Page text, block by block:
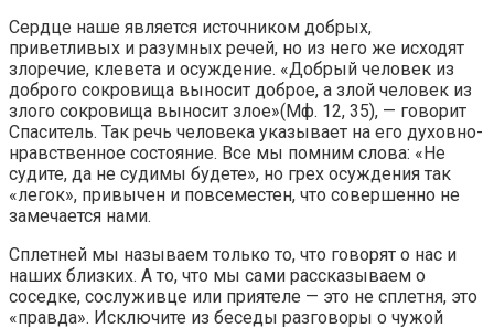
Сердце наше является источником добрых,
приветливых и разумных речей, но из него же исходят
злоречие, клевета и осуждение. «Добрый человек из
доброго сокровища выносит доброе, а злой человек из
злого сокровища выносит злое»(Мф. 12, 35), — говорит
Спаситель. Так речь человека указывает на его духовно-
нравственное состояние. Все мы помним слова: «Не
судите, да не судимы будете», но грех осуждения так
«легок», привычен и повсеместен, что совершенно не
замечается нами.
Сплетней мы называем только то, что говорят о нас и
наших близких. А то, что мы сами рассказываем о
соседке, сослуживце или приятеле — это не сплетня, это
«правда». Исключите из беседы разговоры о чужой